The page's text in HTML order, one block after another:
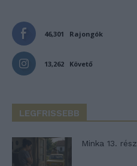
46,301 Rajongók
13,262 Követő
LEGFRISSEBB
Minka 13. rész